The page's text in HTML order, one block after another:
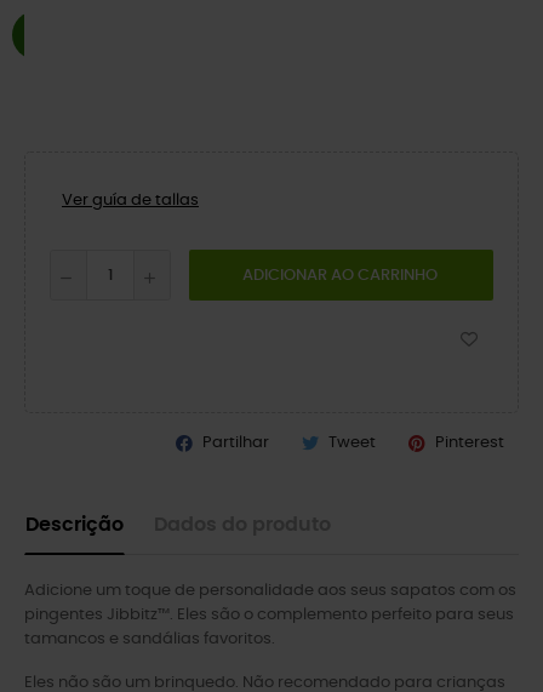
Ver guía de tallas
ADICIONAR AO CARRINHO
Partilhar Tweet Pinterest
Descrição
Adicione um toque de personalidade aos seus sapatos com os
pingentes Jibbitz™. Eles são o complemento perfeito para seus
tamancos e sandálias favoritos.
Eles não são um brinquedo. Não recomendado para crianças